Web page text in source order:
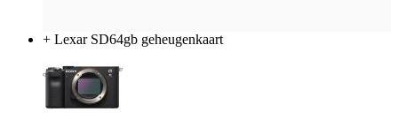
+ Lexar SD64gb geheugenkaart